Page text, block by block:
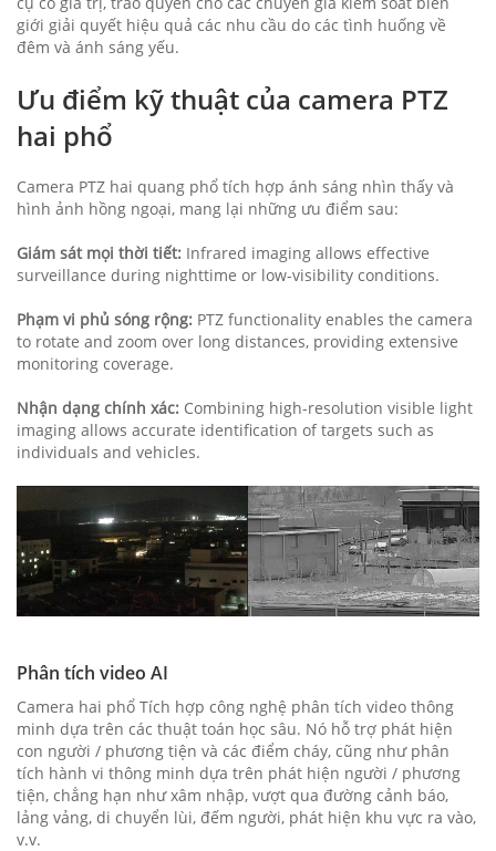
giới giải quyết hiệu quả các nhu cầu do các tình huống về
đêm và ánh sáng yếu.
Ưu điểm kỹ thuật của camera PTZ
hai phổ
Camera PTZ hai quang phổ tích hợp ánh sáng nhìn thấy và
hình ảnh hồng ngoại, mang lại những ưu điểm sau:
Giám sát mọi thời tiết: Infrared imaging allows effective
surveillance during nighttime or low-visibility conditions.
Phạm vi phủ sóng rộng: PTZ functionality enables the camera
to rotate and zoom over long distances, providing extensive
monitoring coverage.
Nhận dạng chính xác: Combining high-resolution visible light
imaging allows accurate identification of targets such as
individuals and vehicles.
Phân tích video AI
Camera hai phổ Tích hợp công nghệ phân tích video thông
minh dựa trên các thuật toán học sâu. Nó hỗ trợ phát hiện
con người / phương tiện và các điểm cháy, cũng như phân
tích hành vi thông minh dựa trên phát hiện người / phương
tiện, chẳng hạn như xâm nhập, vượt qua đường cảnh báo,
lảng vảng, di chuyển lùi, đếm người, phát hiện khu vực ra vào,
v.v.